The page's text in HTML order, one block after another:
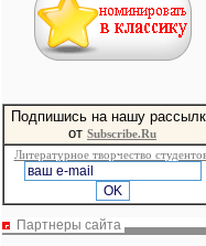
Подпишись на нашу
от Subscribe.Ru
Литературное творчество
Партнеры сайта